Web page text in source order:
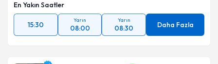
En Yakın Saatler
15:30
Yarın
08:00
Yarın
08:30 Daha Fazla